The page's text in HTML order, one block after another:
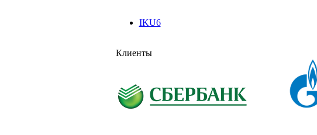
IKU6
Клиенты